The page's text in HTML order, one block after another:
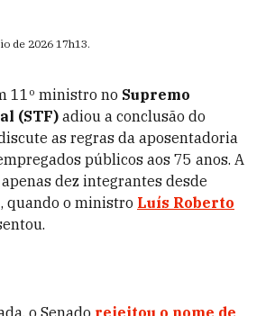
de 202617h13.
11º ministro no Supremo
(STF) adiou a conclusão do
as regras da aposentadoria
públicos aos 75 anos. A
dez integrantes desde
quando o ministro Luís Roberto
o Senado rejeitou o nome de